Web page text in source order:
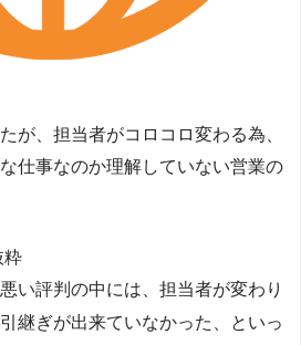
が、担当者がコロコロ変わる為、
仕事なのか理解していない営業の
粋
い評判の中には、担当者が変わり
継ぎが出来ていなかった、といっ